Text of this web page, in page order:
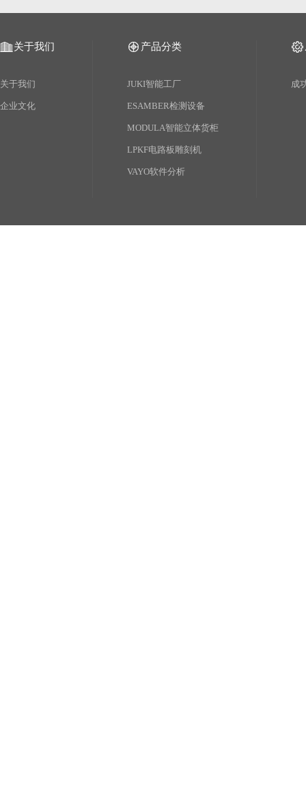
关于我们
关于我们
企业文化
产品分类
JUKI智能工厂
ESAMBER检测设备
MODULA智能立体货柜
LPKF电路板雕刻机
VAYO软件分析
成